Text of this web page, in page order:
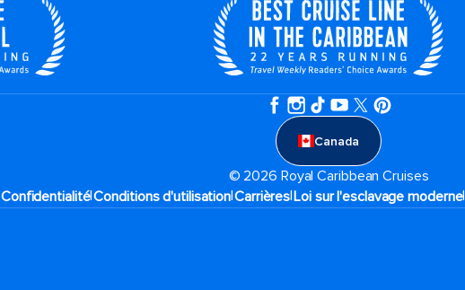
Canada
© 2026 Royal Caribbean Cruises
Confidentialité|Conditions d'utilisation|Carrières|Loi sur l'esclavage moderne|